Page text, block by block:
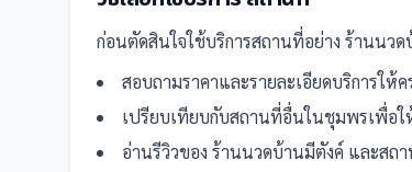
ก่อนตัดสินใจใช้บริการสถานที่อย่าง ร้านนวด
สอบถามราคาและรายละเอียดบริการให้
เปรียบเทียบกับสถานที่อื่นในชุมพรเพื่อ
อ่านรีวิวของ ร้านนวดบ้านมีตังค์ และสถ